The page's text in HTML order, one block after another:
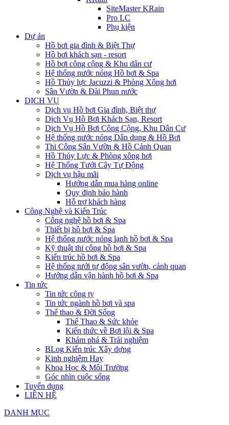
SiteMaster KRain
Pro LC
Phụ kiện
Dự án
Hồ bơi gia đình & Biệt Thự
Hồ bơi khách sạn - resort
Hồ bơi công cộng & Khu dân cư
Hệ thống nước nóng Hồ bơi & Spa
Hồ Thủy lực Jacuzzi & Phòng Xông hơi
Sân Vườn & Đài Phun nước
DỊCH VỤ
Dịch vụ Hồ bơi Gia đình, Biệt thự
Dịch Vụ Hồ Bơi Khách Sạn, Resort
Dịch Vụ Hồ Bơi Công Cộng, Khu Dân Cư
Hệ thống nước nóng Dân dụng & Hồ Bơi
Thi Công Sân Vườn & Hồ Cảnh Quan
Hồ Thủy Lực & Phòng xông hơi
Hệ Thống Tưới Cây Tự Động
Dịch vụ hậu mãi
Hướng dẫn mua hàng online
Quy định bảo hành
Hỗ trợ khách hàng
Công Nghệ và Kiến Trúc
Công nghệ hồ bơi & Spa
Thiết bị hồ bơi & Spa
Hệ thống nước nóng lạnh hồ bơi & Spa
Kỹ thuật thi công hồ bơi & Spa
Kiến trúc hồ bơi & Spa
Hệ thống tưới tự động sân vườn, cảnh quan
Hướng dẫn vận hành hồ bơi & Spa
Tin tức
Tin tức công ty
Tin tức ngành hồ bơi và spa
Thể thao & Đời Sống
Thể Thao & Sức khỏe
Kiến thức về Bơi lội & Spa
Khám phá & Trải nghiệm
BLog Kiến trúc Xây dựng
Kinh nghiệm Hay
Khoa Học & Môi Trường
Góc nhìn cuộc sống
Tuyển dụng
LIÊN HỆ
DANH MỤC